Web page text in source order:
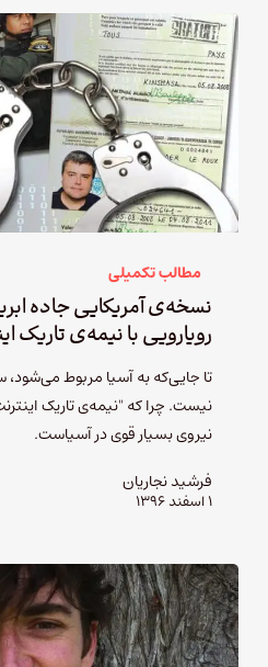
مطالب تکمیلی
نسخه‌‌ی آمریکایی جاده
رویارویی با نیمه‌ی تاریک
تا جایی‌که به آسیا مربوط می‌شود،
نیست. چرا که "نیمه‌ی تاریک
نیروی بسیار قوی در آسیاست.
فرشید نجاریان
۱ اسفند ۱۳۹۶